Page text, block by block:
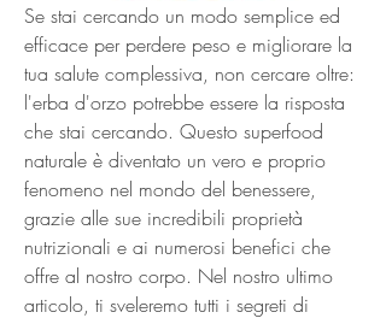
Se stai cercando un modo semplice ed
efficace per perdere peso e migliorare la
tua salute complessiva, non cercare oltre:
l'erba d'orzo potrebbe essere la risposta
che stai cercando. Questo superfood
naturale è diventato un vero e proprio
fenomeno nel mondo del benessere,
grazie alle sue incredibili proprietà
nutrizionali e ai numerosi benefici che
offre al nostro corpo. Nel nostro ultimo
articolo, ti sveleremo tutti i segreti di